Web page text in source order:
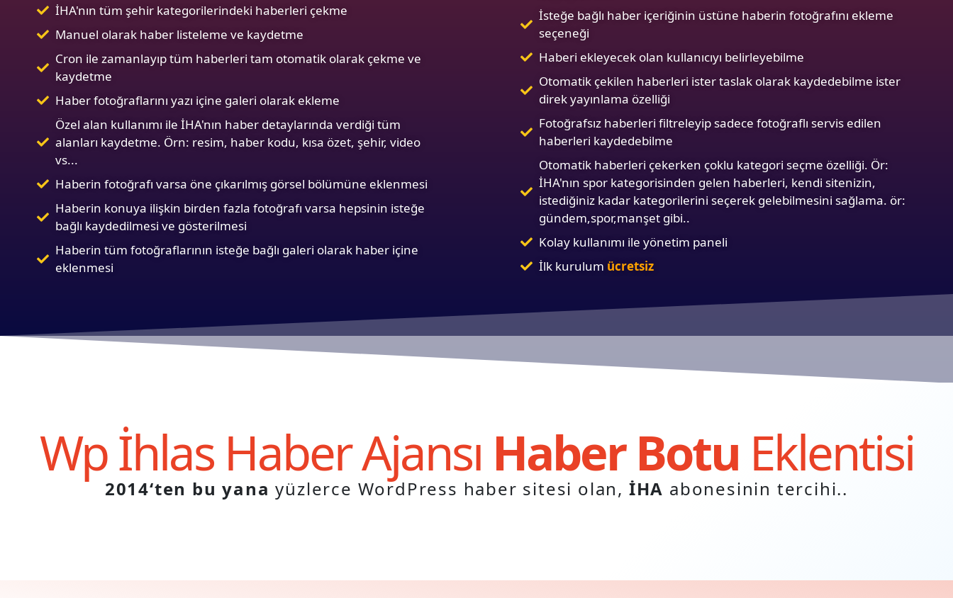
İHA'nın tüm şehir kategorilerindeki haberleri çekme
Manuel olarak haber listeleme ve kaydetme
Cron ile zamanlayıp tüm haberleri tam otomatik olarak çekme ve
kaydetme
Haber fotoğraflarını yazı içine galeri olarak ekleme
Özel alan kullanımı ile İHA'nın haber detaylarında verdiği tüm
alanları kaydetme. Örn: resim, haber kodu, kısa özet, şehir, video
vs...
Haberin fotoğrafı varsa öne çıkarılmış görsel bölümüne eklenmesi
Haberin konuya ilişkin birden fazla fotoğrafı varsa hepsinin isteğe
bağlı kaydedilmesi ve gösterilmesi
Haberin tüm fotoğraflarının isteğe bağlı galeri olarak haber içine
eklenmesi
İsteğe bağlı haber içeriğinin üstüne haberin fotoğrafını ekleme
seçeneği
Haberi ekleyecek olan kullanıcıyı belirleyebilme
Otomatik çekilen haberleri ister taslak olarak kaydedebilme ister
direk yayınlama özelliği
Fotoğrafsız haberleri filtreleyip sadece fotoğraflı servis edilen
haberleri kaydedebilme
Otomatik haberleri çekerken çoklu kategori seçme özelliği. Ör:
İHA'nın spor kategorisinden gelen haberleri, kendi sitenizin,
istediğiniz kadar kategorilerini seçerek gelebilmesini sağlama. ör:
gündem,spor,manşet gibi..
Kolay kullanımı ile yönetim paneli
İlk kurulum ücretsiz
Wpİhlas Haber Ajansı Haber Botu Eklentisi
2014‘ten bu yanayüzlerce WordPress haber sitesi olan, İHA abonesinin tercihi..